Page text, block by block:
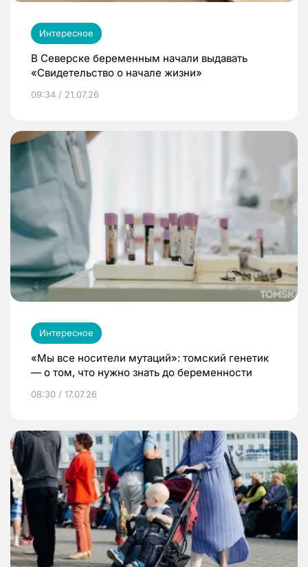
Интересное
В Северске беременным начали выдавать
«Свидетельство о начале жизни»
09:34 / 21.07.26
Интересное
«Мы все носители мутаций»: томский генетик
— о том, что нужно знать до беременности
08:30 / 17.07.26